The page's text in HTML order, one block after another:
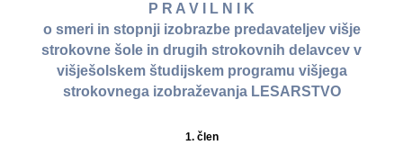
P R A V I L N I K
o smeri in stopnji izobrazbe predavateljev višje
strokovne šole in drugih strokovnih delavcev v
višješolskem študijskem programu višjega
strokovnega izobraževanja LESARSTVO
1. člen